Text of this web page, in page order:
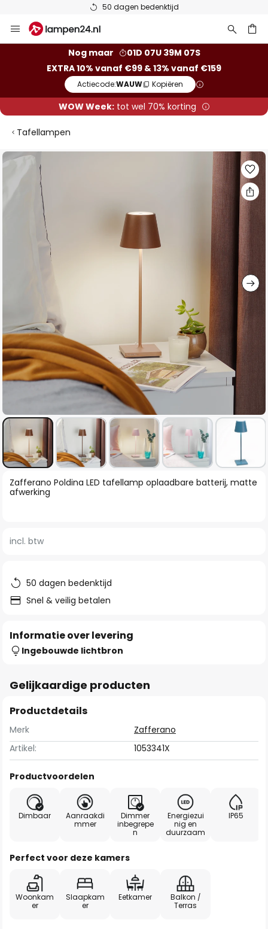
50 dagen bedenktijd
naar
Nog maar
01D 07U 39M 07S
EXTRA 10% vanaf €99 & 13% vanaf €159
Actiecode:WAUW Kopiëren
WOW Week:tot wel 70% korting
Tafellampen
Ga
naar
het
afbeeldingen-
Ga
naar
van
gallerij
Zafferano Poldina LED tafellamp oplaadbare batterij, matte
afwerking
incl. btw
50 dagen bedenktijd
Snel & veilig betalen
Informatie over levering
Ingebouwde lichtbron
Gelijkaardige producten
Productdetails
Merk
Zafferano
Artikel:
1053341X
Productvoordelen
Dimbaar
Aanraakdi
mmer
Dimmer
inbegrepe
n
Energiezui
nig en
duurzaam
IP65
Perfect voor deze kamers
Woonkam
er
Slaapkam
er
Eetkamer
Balkon /
Terras